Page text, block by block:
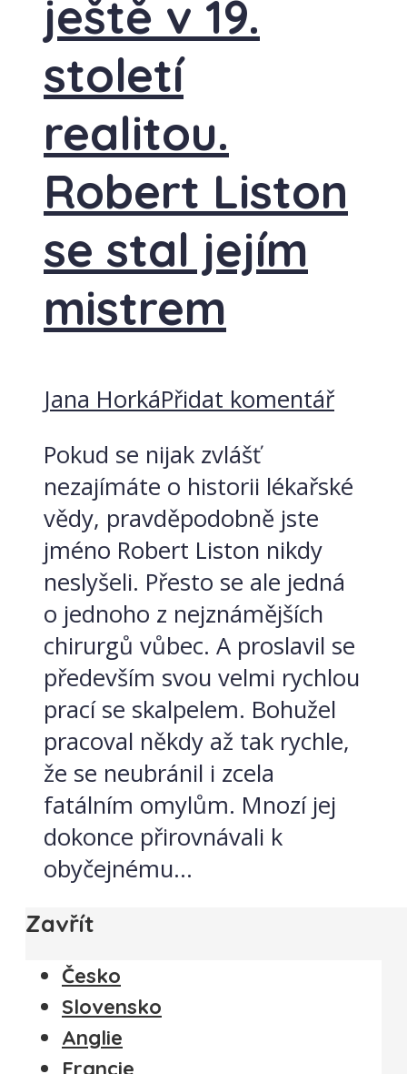
ještě v 19.
století
realitou.
Robert Liston
se stal jejím
mistrem
Jana HorkáPřidat komentář
Pokud se nijak zvlášť
nezajímáte o historii lékařské
vědy, pravděpodobně jste
jméno Robert Liston nikdy
neslyšeli. Přesto se ale jedná
o jednoho z nejznámějších
chirurgů vůbec. A proslavil se
především svou velmi rychlou
prací se skalpelem. Bohužel
pracoval někdy až tak rychle,
že se neubránil i zcela
fatálním omylům. Mnozí jej
dokonce přirovnávali k
obyčejnému...
Zavřít
Česko
Slovensko
Anglie
Francie